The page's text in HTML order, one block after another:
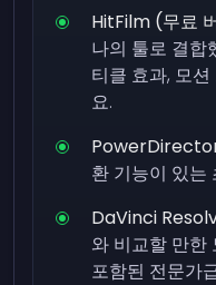
HitFilm (무료
나의 툴로 결합
티클 효과, 모
요.
환 기능이 있는
DaVinci
와 비교할 만한
포함된 전문가